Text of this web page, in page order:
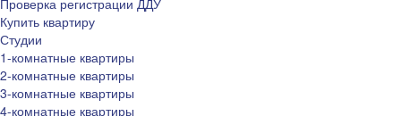
Проверка регистрации ДДУ
Купить квартиру
Студии
1-комнатные квартиры
2-комнатные квартиры
3-комнатные квартиры
4-комнатные квартиры